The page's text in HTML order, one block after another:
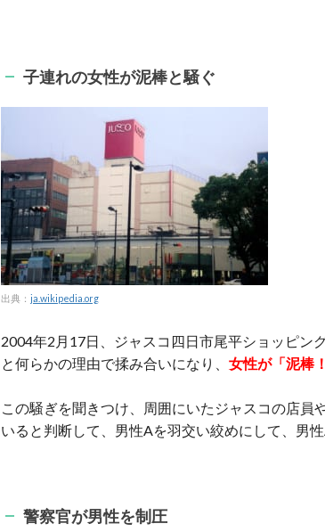
子連れの女性が泥棒と騒ぐ
出典： ja.wikipedia.org
2004年2月17日、ジャスコ四日市尾平ショッピン
と何らかの理由で揉み合いになり、 女性が「泥棒
この騒ぎを聞きつけ、周囲にいたジャスコの店員
いると判断して、男性Aを羽交い絞めにして、男性
警察官が男性を制圧